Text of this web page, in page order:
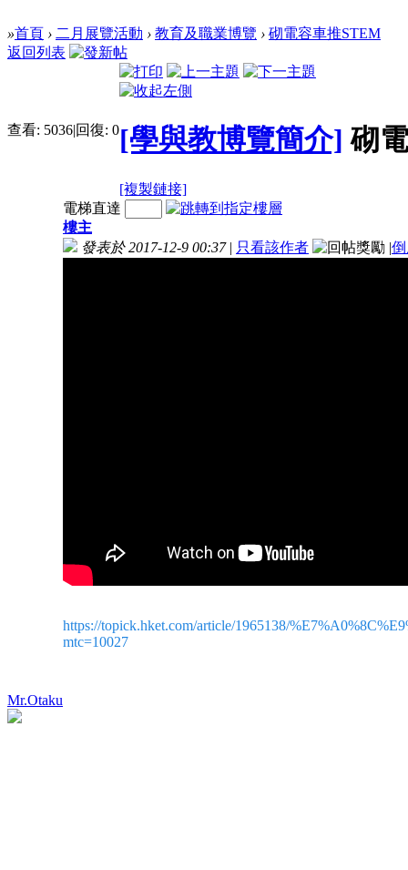
»首頁 › 二月展覽活動 › 教育及職業博覽 › 砌電容車推STEM
返回列表
查看: 5036|回復: 0[學與教博覽簡介] 砌
[複製鏈接]
Mr.Otaku
電梯直達
樓主
發表於 2017-12-9 00:37 | 只看該作者 |
https://topick.hket.com/article/1965138/
mtc=10027